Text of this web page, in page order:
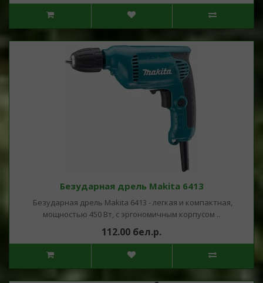
Безударная дрель Makita 6413
Безударная дрель Makita 6413 - легкая и компактная,
мощностью 450 Вт, с эргономичным корпусом ..
112.00 бел.р.